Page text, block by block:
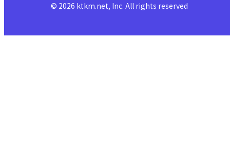
© 2026 ktkm.net, Inc. All rights reserved